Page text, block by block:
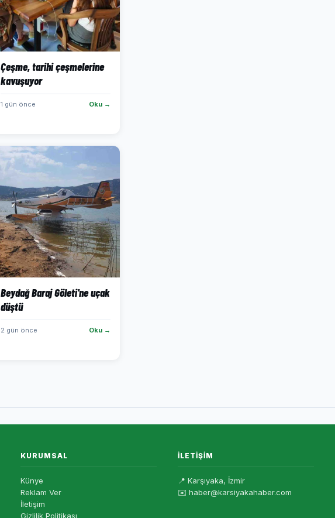
Çeşme, tarihi çeşmelerine
kavuşuyor
1 gün önce Oku →
Beydağ Baraj Göleti'ne uçak
düştü
2 gün önce Oku →
KURUMSAL
Künye
Reklam Ver
İletişim
Gizlilik Politikası
İLETIŞIM
📍 Karşıyaka, İzmir
✉️ haber@karsiyakahaber.com